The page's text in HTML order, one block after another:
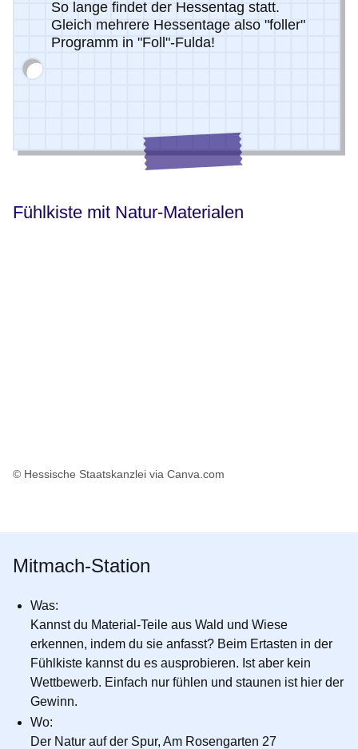
So lange findet der Hessentag statt.
Gleich mehrere Hessentage also "foller"
Programm in "Foll"-Fulda!
Fühlkiste mit Natur-Materialen
© Hessische Staatskanzlei via Canva.com
Mitmach-Station
Was:
Kannst du Material-Teile aus Wald und Wiese
erkennen, indem du sie anfasst? Beim Ertasten in der
Fühlkiste kannst du es ausprobieren. Ist aber kein
Wettbewerb. Einfach nur fühlen und staunen ist hier der
Gewinn.
Wo:
Der Natur auf der Spur, Am Rosengarten 27